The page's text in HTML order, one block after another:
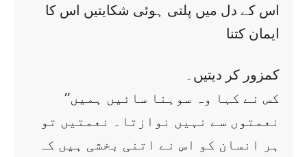
اس کے دل میں پلتی ہوئی شکایتیں اس کا
ایمان کتنا
کمزور کر دیتیں۔
’’کس نے کہا وہ سوہنا سائیں ہمیں
نعمتوں سے نہیں نوازتا۔ نعمتیں تو
ہر انسان کو اس نے اتنی بخشی ہیں کہ